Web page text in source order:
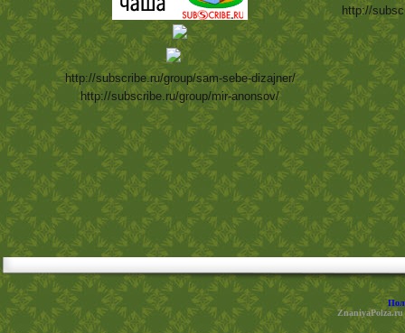
http://subscribe.ru/group/sam-sebe-dizajner/
http://subscribe.ru/group/mir-anonsov/
http://